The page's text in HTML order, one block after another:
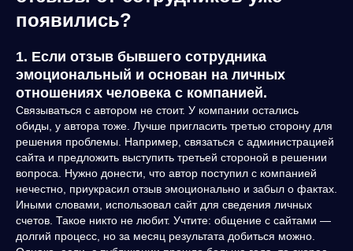
появились?
1. Если отзыв бывшего сотрудника
эмоциональный и основан на личных
отношениях человека с компанией.
Связываться с автором не стоит. У компании остались
обиды, у автора тоже. Лучше пригласить третью сторону для
решения проблемы. Например, связаться с администрацией
сайта и предложить выступить третьей стороной в решении
вопроса. Нужно донести, что автор поступил с компанией
нечестно, приукрасил отзыв эмоционально и забыл о фактах.
Иными словами, использовал сайт для сведения личных
счетов. Такое никто не любит. Учтите: общение с сайтами —
долгий процесс, но за месяц результата добиться можно.